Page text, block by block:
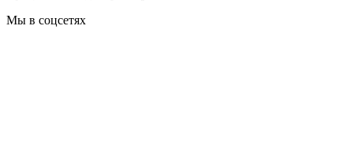
Мы в соцсетях